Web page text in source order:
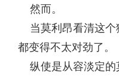
然而。
当莫利昂看清这个
都变得不太对劲了。
纵使是从容淡定的